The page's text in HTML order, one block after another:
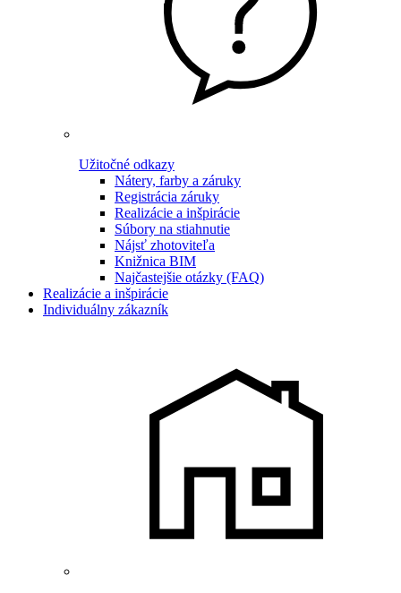
Užitočné odkazy
Nátery, farby a záruky
Registrácia záruky
Realizácie a inšpirácie
Súbory na stiahnutie
Nájsť zhotoviteľa
Knižnica BIM
Najčastejšie otázky (FAQ)
Realizácie a inšpirácie
Individuálny zákazník